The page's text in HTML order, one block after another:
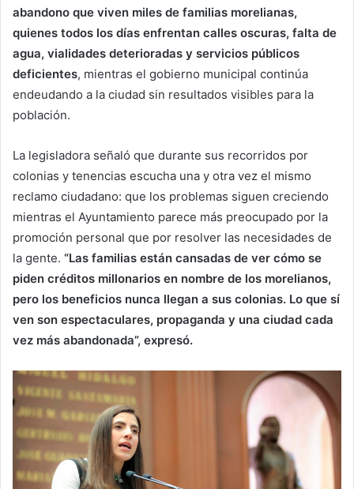
abandono que viven miles de familias morelianas,
quienes todos los días enfrentan calles oscuras, falta de
agua, vialidades deterioradas y servicios públicos
deficientes, mientras el gobierno municipal continúa
endeudando a la ciudad sin resultados visibles para la
población.
La legisladora señaló que durante sus recorridos por
colonias y tenencias escucha una y otra vez el mismo
reclamo ciudadano: que los problemas siguen creciendo
mientras el Ayuntamiento parece más preocupado por la
promoción personal que por resolver las necesidades de
la gente. “Las familias están cansadas de ver cómo se
piden créditos millonarios en nombre de los morelianos,
pero los beneficios nunca llegan a sus colonias. Lo que sí
ven son espectaculares, propaganda y una ciudad cada
vez más abandonada”, expresó.